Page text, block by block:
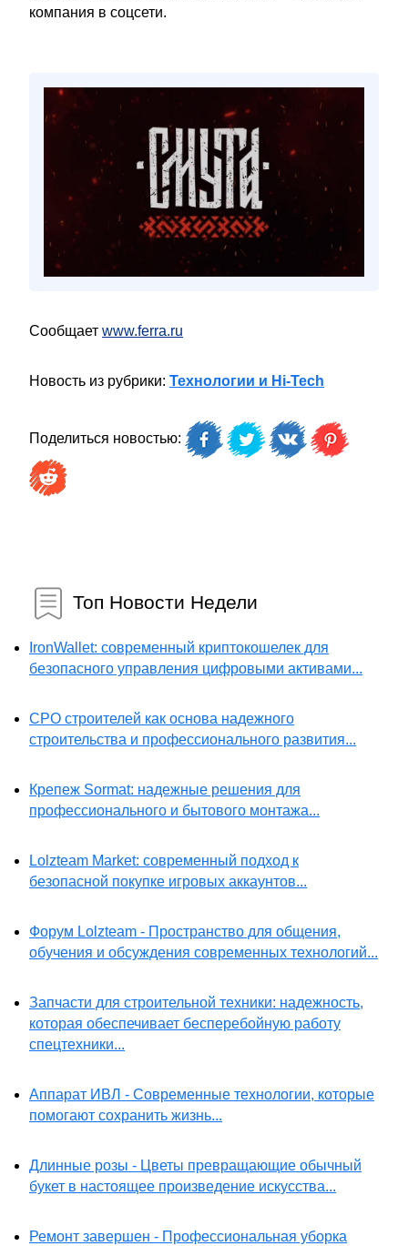
компания в соцсети.
Сообщает www.ferra.ru
Новость из рубрики: Технологии и Hi-Tech
Поделиться новостью:
Топ Новости Недели
IronWallet: современный криптокошелек для
безопасного управления цифровыми активами...
СРО строителей как основа надежного
строительства и профессионального развития...
Крепеж Sormat: надежные решения для
профессионального и бытового монтажа...
Lolzteam Market: современный подход к
безопасной покупке игровых аккаунтов...
Форум Lolzteam - Пространство для общения,
обучения и обсуждения современных технологий...
Запчасти для строительной техники: надежность,
которая обеспечивает бесперебойную работу
спецтехники...
Аппарат ИВЛ - Современные технологии, которые
помогают сохранить жизнь...
Длинные розы - Цветы превращающие обычный
букет в настоящее произведение искусства...
Ремонт завершен - Профессиональная уборка